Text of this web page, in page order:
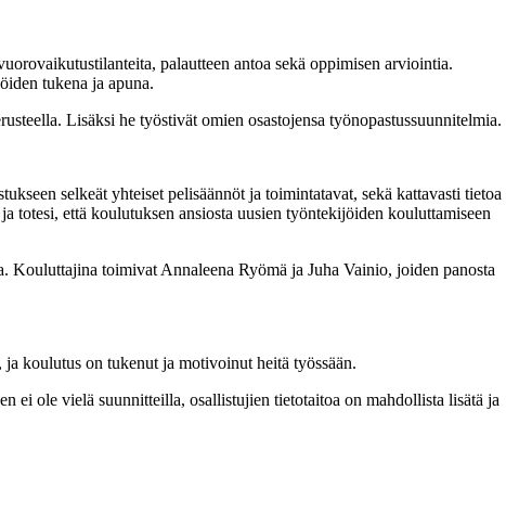
palautteen antoa sekä oppimisen arviointia.
tukena ja apuna.
Lisäksi he työstivät omien osastojensa työnopastussuunnitelmia.
selkeät yhteiset pelisäännöt ja toimintatavat, sekä kattavasti tietoa
totesi, että koulutuksen ansiosta uusien työntekijöiden kouluttamiseen
Kouluttajina toimivat Annaleena Ryömä ja Juha Vainio, joiden panosta
ja koulutus on tukenut ja motivoinut heitä työssään.
ei ole vielä suunnitteilla, osallistujien tietotaitoa on mahdollista lisätä ja